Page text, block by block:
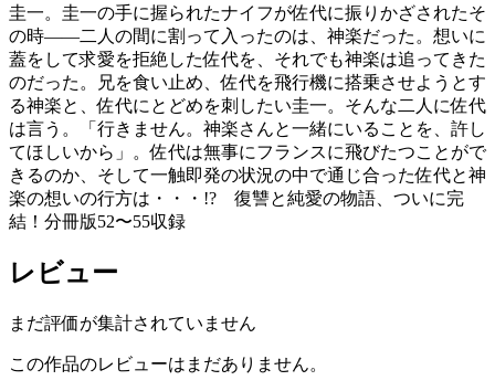
圭一。圭一の手に握られたナイフが佐代に振りかざされたそ
の時――二人の間に割って入ったのは、神楽だった。想いに
蓋をして求愛を拒絶した佐代を、それでも神楽は追ってきた
のだった。兄を食い止め、佐代を飛行機に搭乗させようとす
る神楽と、佐代にとどめを刺したい圭一。そんな二人に佐代
は言う。「行きません。神楽さんと一緒にいることを、許し
てほしいから」。佐代は無事にフランスに飛びたつことがで
きるのか、そして一触即発の状況の中で通じ合った佐代と神
楽の想いの行方は・・・!? 復讐と純愛の物語、ついに完
結！分冊版52〜55収録
レビュー
まだ評価が集計されていません
この作品のレビューはまだありません。